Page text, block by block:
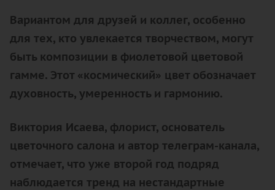
Вариантом для друзей и коллег, особенно
для тех, кто увлекается творчеством, могут
быть композиции в фиолетовой цветовой
гамме. Этот «космический» цвет обозначает
духовность, умеренность и гармонию.
Виктория Исаева, флорист, основатель
цветочного салона и автор телеграм-канала,
отмечает, что уже второй год подряд
наблюдается тренд на нестандартные